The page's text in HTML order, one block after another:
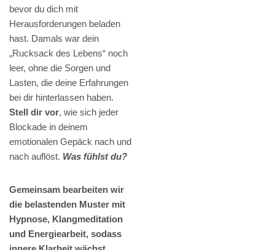
bevor du dich mit
Herausforderungen beladen
hast. Damals war dein
„Rucksack des Lebens“ noch
leer, ohne die Sorgen und
Lasten, die deine Erfahrungen
bei dir hinterlassen haben.
Stell dir vor, wie sich jeder
Blockade in deinem
emotionalen Gepäck nach und
nach auflöst. Was fühlst du?
Gemeinsam bearbeiten wir
die belastenden Muster mit
Hypnose, Klangmeditation
und Energiearbeit, sodass